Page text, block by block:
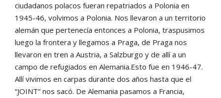
ciudadanos polacos fueran repatriados a Polonia en
1945-46, volvimos a Polonia. Nos llevaron a un territorio
alemán que pertenecía entonces a Polonia, traspusimos
luego la frontera y llegamos a Praga, de Praga nos
llevaron en tren a Austria, a Salzburgo y de allí a un
campo de refugiados en Alemania.Esto fue en 1946-47.
Allí vivimos en carpas durante dos años hasta que el
“JOINT” nos sacó. De Alemania pasamos a Francia,